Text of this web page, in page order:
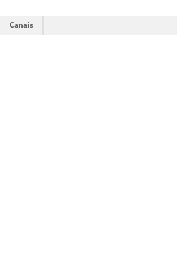
Canais